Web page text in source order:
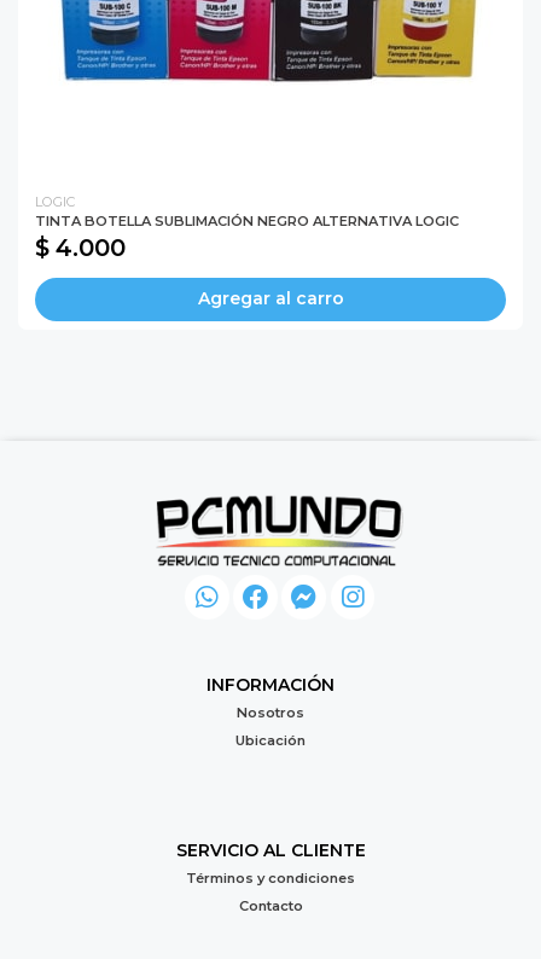
LOGIC
TINTA BOTELLA SUBLIMACIÓN NEGRO ALTERNATIVA LOGIC
$ 4.000
Agregar al carro
INFORMACIÓN
Nosotros
Ubicación
SERVICIO AL CLIENTE
Términos y condiciones
Contacto